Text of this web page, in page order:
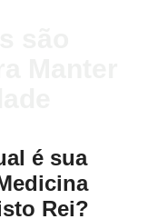
é sua
Rei?